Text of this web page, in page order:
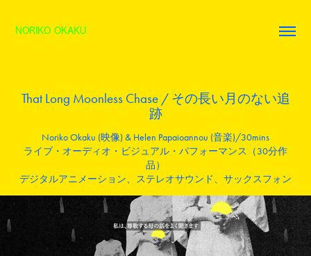
NORIKO OKAKU
That Long Moonless Chase / その長い月のない追
跡
Noriko Okaku (映像) & Helen Papaioannou (音楽)/30mins
ライブ・オーディオ・ビジュアル・パフォーマンス（30分作
品）
デジタルアニメーション、ステレオサウンド、サックスフォン